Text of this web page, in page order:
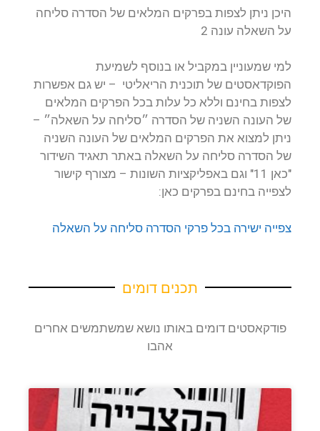
היכן ניתן לצפות בפרקים המלאים של הסדרה סליחה
על השאלה עונה 2
למי שמעוניין במקביל או בנוסף לשמיעת
הפוקדאסטים של תוכנית הריאליטי – יש גם אפשרות
לצפות בחינם וללא כל עלות בכל הפרקים המלאים
של העונה השניה של הסדרה ״סליחה על השאלה״ –
ניתן למצוא את הפרקים המלאים של העונה השניה
של הסדרה סליחה על השאלה באתר תאגיד השידור
"כאן 11" וגם באפליקציות השונות – מצורף קישור
לצפייה בחינם בפרקים כאן:
צפייה ישירה בכל פרקי הסדרה סליחה על השאלה
תכנים דומים
פודקאסטים דומים באותו נושא שמשתמשים אחרים
אהבו